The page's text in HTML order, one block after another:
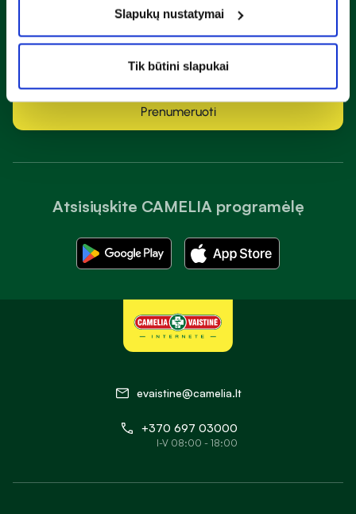
Slapukų nustatymai
Tik būtini slapukai
Atsisiųskite CAMELIA programėlę
Susipažinau ir sutinku suprivatumo taisyklėmis
Prenumeruoti
evaistine@camelia.lt
+370 697 03000
I-V 08:00 - 18:00